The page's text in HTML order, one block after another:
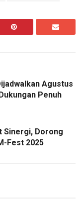
Agustus
Penuh
Sinergi, Dorong
Fest 2025